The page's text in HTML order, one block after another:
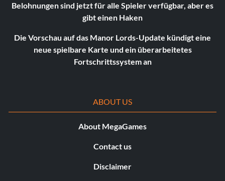
Belohnungen sind jetzt für alle Spieler verfügbar, aber es
gibt einen Haken
Die Vorschau auf das Manor Lords-Update kündigt eine
neue spielbare Karte und ein überarbeitetes
Fortschrittssystem an
ABOUT US
About MegaGames
Contact us
Disclaimer